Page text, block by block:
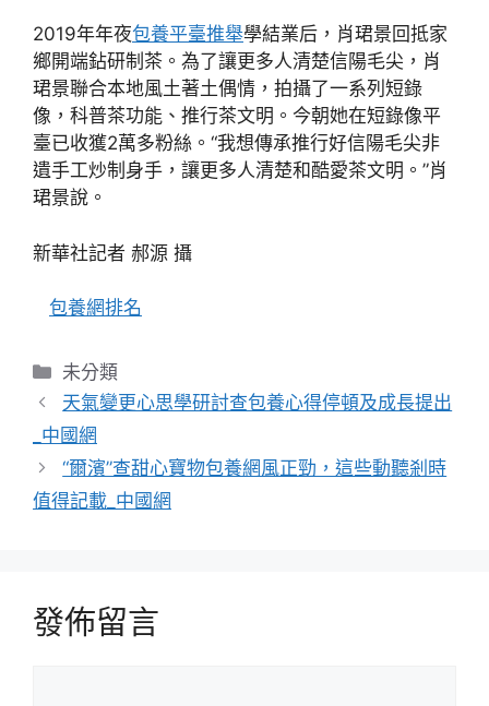
2019年年夜包養平臺推舉學結業后，肖珺景回抵家
鄉開端鉆研制茶。為了讓更多人清楚信陽毛尖，肖
珺景聯合本地風土著土偶情，拍攝了一系列短錄
像，科普茶功能、推行茶文明。今朝她在短錄像平
臺已收獲2萬多粉絲。“我想傳承推行好信陽毛尖非
遺手工炒制身手，讓更多人清楚和酷愛茶文明。”肖
珺景說。
新華社記者 郝源 攝
包養網排名
分
類
未分類
天氣變更心思學研討查包養心得停頓及成長提出
_中國網
“爾濱”查甜心寶物包養網風正勁，這些動聽剎時
值得記載_中國網
發佈留言